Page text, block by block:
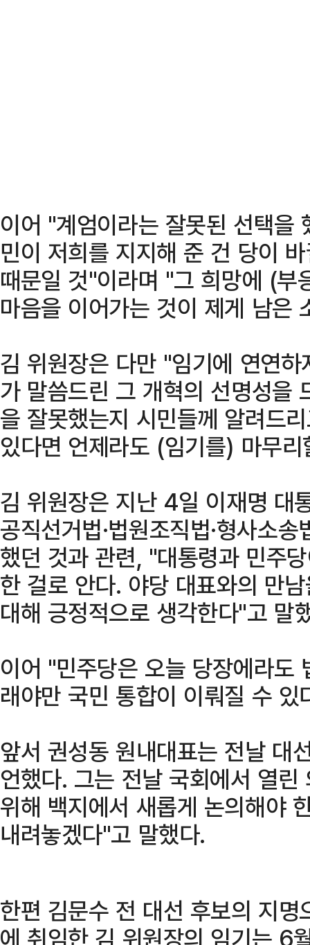
이어 "계엄이라는 잘못된 선택
민이 저희를 지지해 준 건 당이
때문일 것"이라며 "그 희망에 (부
마음을 이어가는 것이 제게 남은
김 위원장은 다만 "임기에 연연
가 말씀드린 그 개혁의 선명성을
을 잘못했는지 시민들께 알려드
있다면 언제라도 (임기를) 마무
김 위원장은 지난 4일 이재명 대
공직선거법·법원조직법·형사소
했던 것과 관련, "대통령과 민주
한 걸로 안다. 야당 대표와의 만
대해 긍정적으로 생각한다"고 말
이어 "민주당은 오늘 당장에라도
래야만 국민 통합이 이뤄질 수 있
앞서 권성동 원내대표는 전날 대
언했다. 그는 전날 국회에서 열
위해 백지에서 새롭게 논의해야
내려놓겠다"고 말했다.
한편 김문수 전 대선 후보의 지
에 취임한 김 위원장의 임기는 6